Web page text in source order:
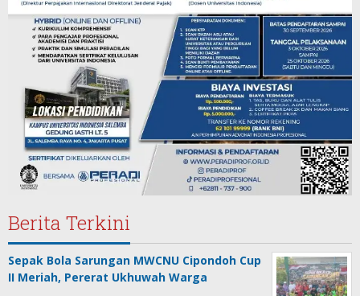
Berita Terkini
Sepak Bola Sarungan MWCNU Cipondoh Cup
II Meriah, Pererat Ukhuwah Warga